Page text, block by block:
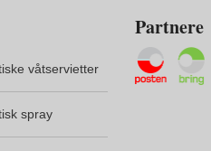
våtservietter
spray
Partnere